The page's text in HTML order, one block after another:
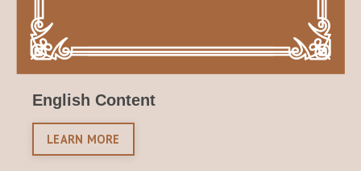
English Content
LEARN MORE